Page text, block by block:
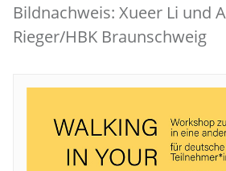
Bildnachweis: Xueer Li und
Rieger/HBK Braunschweig